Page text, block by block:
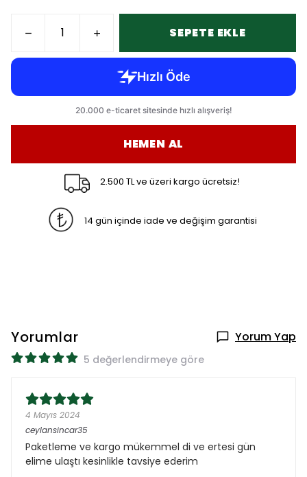
SEPETE EKLE
HEMEN AL
2.500 TL ve üzeri kargo ücretsiz!
14 gün içinde iade ve değişim garantisi
Yorumlar Yorum Yap
5 değerlendirmeye göre
4 Mayıs 2024
ceylansincar35
Paketleme ve kargo mükemmel di ve ertesi gün
elime ulaştı kesinlikle tavsiye ederim